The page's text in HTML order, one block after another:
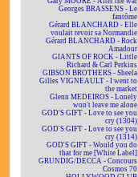
Georges BRASSENS - Le
fantôme
Gérard BLANCHARD - Elle
voulait revoir sa Normandie
Gérard BLANCHARD - Rock
Amadour
GIANTS OF ROCK - Little
Richard & Carl Perkins
GIBSON BROTHERS - Sheela
Gilles VIGNEAULT - I went to
the market
Glenn MEDEIROS - Lonely
won't leave me alone
GOD'S GIFT - Love to see you
cry (1304)
GOD'S GIFT - Love to see you
cry (1314)
GOD'S GIFT - Would you do
that for me [White Label]
GRUNDIG/DECCA - Concours
Cosmos 70